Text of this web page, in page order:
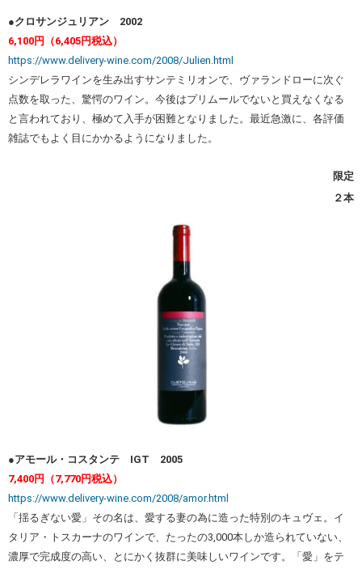
●クロサンジュリアン 2002
6,100円（6,405円税込）
https://www.delivery-wine.com/2008/Julien.html
シンデレラワインを生み出すサンテミリオンで、ヴァランドローに次ぐ
点数を取った、驚愕のワイン。今後はプリムールでないと買えなくなる
と言われており、極めて入手が困難となりました。最近急激に、各評価
雑誌でもよく目にかかるようになりました。
限定
２本
●アモール・コスタンテ IGT 2005
7,400円（7,770円税込）
https://www.delivery-wine.com/2008/amor.html
「揺るぎない愛」その名は、愛する妻の為に造った特別のキュヴェ。イ
タリア・トスカーナのワインで、たったの3,000本しか造られていない、
濃厚で完成度の高い、とにかく抜群に美味しいワインです。「愛」をテ